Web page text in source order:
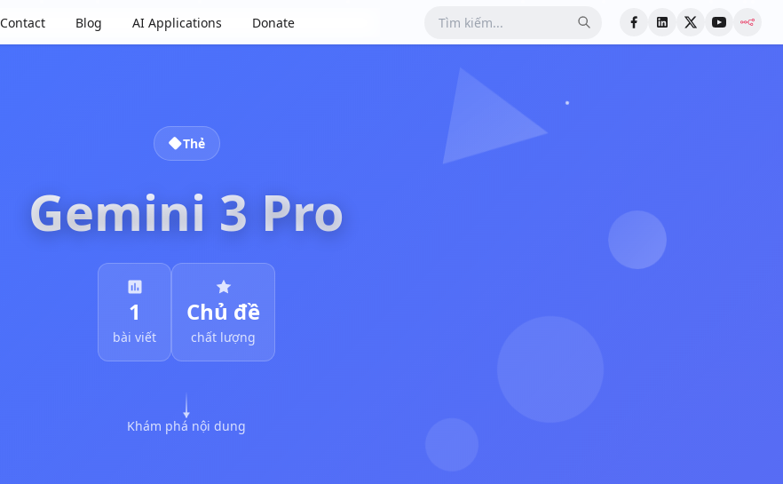
Contact Blog AI Applications Donate
Thẻ
Gemini 3 Pro
1
bài viết
Chủ đề
chất lượng
Khám phá nội dung